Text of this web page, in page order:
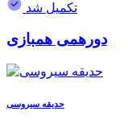
تکمیل شد
دورهمی همبازی
حدیقه سیروسی